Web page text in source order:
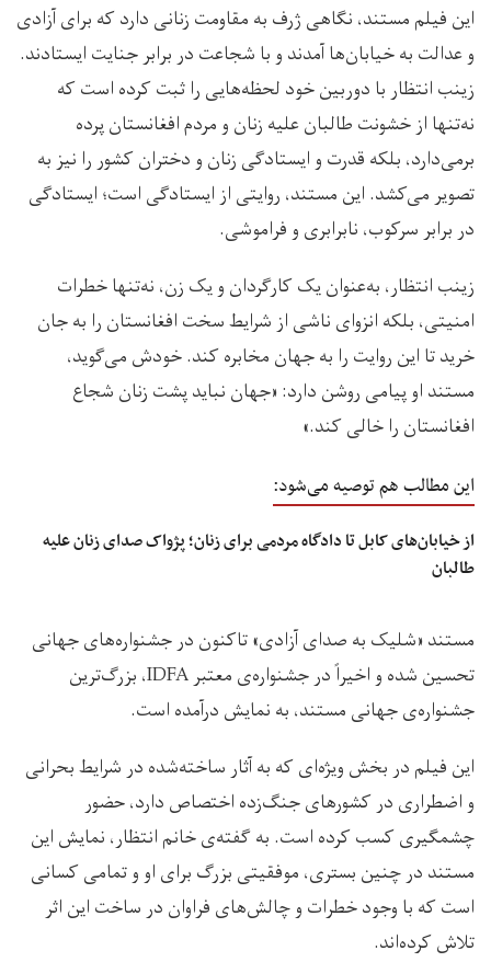
این فیلم مستند، نگاهی ژرف به مقاومت زنانی دارد که برای آزادی
و عدالت به خیابان‌ها آمدند و با شجاعت در برابر جنایت ایستادند.
زینب انتظار با دوربین خود لحظه‌هایی را ثبت کرده است که
نه‌تنها از خشونت طالبان علیه زنان و مردم افغانستان پرده
برمی‌دارد، بلکه قدرت و ایستادگی زنان و دختران کشور را نیز به
تصویر می‌کشد. این مستند، روایتی از ایستادگی است؛ ایستادگی
در برابر سرکوب، نابرابری و فراموشی.
زینب انتظار، به‌عنوان یک کارگردان و یک زن، نه‌تنها خطرات
امنیتی، بلکه انزوای ناشی از شرایط سخت افغانستان را به جان
خرید تا این روایت را به جهان مخابره کند. خودش می‌گوید،
مستند او پیامی روشن دارد: «جهان نباید پشت زنان شجاع
افغانستان را خالی کند.»
این مطالب هم توصیه می‌شود:
از خیابان‌های کابل تا دادگاه مردمی برای زنان؛ پژواک صدای زنان علیه
طالبان
مستند «شلیک به صدای آزادی» تاکنون در جشنواره‌های جهانی
تحسین شده و اخیراً در جشنواره‌ی معتبر IDFA، بزرگ‌ترین
جشنواره‌ی جهانی مستند، به نمایش درآمده است.
این فیلم در بخش ویژه‌ای که به آثار ساخته‌شده در شرایط بحرانی
و اضطراری در کشورهای جنگ‌زده اختصاص دارد، حضور
چشمگیری کسب کرده است. به گفته‌ی خانم انتظار، نمایش این
مستند در چنین بستری، موفقیتی بزرگ برای او و تمامی کسانی
است که با وجود خطرات و چالش‌های فراوان در ساخت این اثر
تلاش کرده‌اند.